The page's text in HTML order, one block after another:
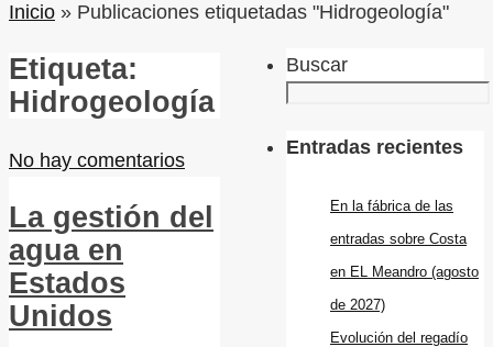
Inicio » Publicaciones etiquetadas "Hidrogeología"
Etiqueta:
Hidrogeología
No hay comentarios
La gestión del
agua en
Estados
Unidos
Buscar
Entradas recientes
En la fábrica de las
entradas sobre Costa
en EL Meandro (agosto
de 2027)
Evolución del regadío